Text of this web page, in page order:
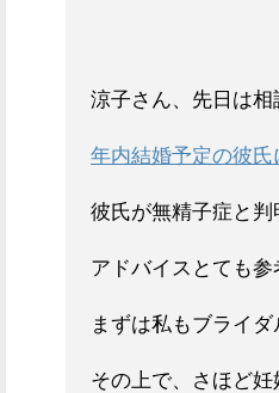
涼子さん、先日は
年内結婚予定の彼氏
彼氏が無精子症と判
アドバイスとても参
まずは私もブライダ
その上で、さほど